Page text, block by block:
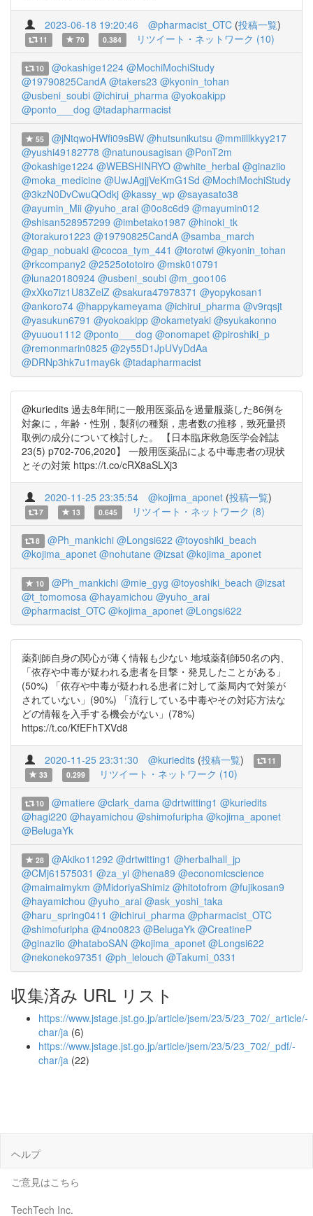
2023-06-18 19:20:46 @pharmacist_OTC (投稿一覧)
11 70 0.384 リツイート・ネットワーク (10)
10 @okashige1224 @MochiMochiStudy
@19790825CandA @takers23 @kyonin_tohan
@usbeni_soubi @ichirui_pharma @yokoakipp
@ponto___dog @tadapharmacist
55 @jNtqwoHWfi09sBW @hutsunikutsu @mmiillkkyy217
@yushi49182778 @natunousagisan @PonT2m
@okashige1224 @WEBSHINRYO @white_herbal @ginaziio
@moka_medicine @UwJAgjjVeKmG1Sd @MochiMochiStudy
@3kzN0DvCwuQOdkj @kassy_wp @sayasato38
@ayumin_Mii @yuho_arai @0o8c6d9 @mayumin012
@shisan528957299 @imbetako1987 @hinoki_tk
@torakuro1223 @19790825CandA @samba_march
@gap_nobuaki @cocoa_tym_441 @torotwi @kyonin_tohan
@rkcompany2 @2525ototoiro @msk010791
@luna20180924 @usbeni_soubi @m_goo106
@xXko7iz1U83ZelZ @sakura47978371 @yopykosan1
@ankoro74 @happykameyama @ichirui_pharma @v9rqsjt
@yasukun6791 @yokoakipp @okametyaki @syukakonno
@yuuou1112 @ponto___dog @onomapet @piroshiki_p
@remonmarin0825 @2y55D1JpUVyDdAa
@DRNp3hk7u1may6k @tadapharmacist
@kuriedits 過去8年間に一般用医薬品を過量服薬した86例を
対象に，年齢・性別，製剤の種類，患者数の推移，致死量摂
取例の成分について検討した。 【日本臨床救急医学会雑誌
23(5) p702-706,2020】 一般用医薬品による中毒患者の現状
とその対策 https://t.co/cRX8aSLXj3
2020-11-25 23:35:54 @kojima_aponet (投稿一覧)
7 13 0.645 リツイート・ネットワーク (8)
8 @Ph_mankichi @Longsi622 @toyoshiki_beach
@kojima_aponet @nohutane @izsat @kojima_aponet
10 @Ph_mankichi @mie_gyg @toyoshiki_beach @izsat
@t_tomomosa @hayamichou @yuho_arai
@pharmacist_OTC @kojima_aponet @Longsi622
薬剤師自身の関心が薄く情報も少ない 地域薬剤師50名の内、
「依存や中毒が疑われる患者を目撃・発見したことがある」
(50%) 「依存や中毒が疑われる患者に対して薬局内で対策が
されていない」(90%) 「流行している中毒やその対応方法な
どの情報を入手する機会がない」(78%)
https://t.co/KfEFhTXVd8
2020-11-25 23:31:30 @kuriedits (投稿一覧)
11
33
0.299 リツイート・ネットワーク (10)
10 @matiere @clark_dama @drtwitting1 @kuriedits
@hagi220 @hayamichou @shimofuripha @kojima_aponet
@BelugaYk
28 @Akiko11292 @drtwitting1 @herbalhall_jp
@CMj61575031 @za_yi @hena89 @economicscience
@maimaimykm @MidoriyaShimiz @hitotofrom @fujikosan9
@hayamichou @yuho_arai @ask_yoshi_taka
@haru_spring0411 @ichirui_pharma @pharmacist_OTC
@shimofuripha @4no0823 @BelugaYk @CreatineP
@ginaziio @hataboSAN @kojima_aponet @Longsi622
@nekoneko97351 @ph_lelouch @Takumi_0331
収集済み URL リスト
https://www.jstage.jst.go.jp/article/jsem/23/5/23_702/_article/-
char/ja (6)
https://www.jstage.jst.go.jp/article/jsem/23/5/23_702/_pdf/-
char/ja (22)
ヘルプ
ご意見はこちら
TechTech Inc.